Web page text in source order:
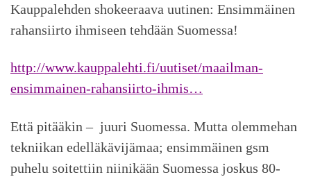
Kauppalehden shokeeraava uutinen: Ensimmäinen
rahansiirto ihmiseen tehdään Suomessa!
http://www.kauppalehti.fi/uutiset/maailman-
ensimmainen-rahansiirto-ihmis…
Että pitääkin – juuri Suomessa. Mutta olemmehan
tekniikan edelläkävijämaa; ensimmäinen gsm
puhelu soitettiin niinikään Suomessa joskus 80-